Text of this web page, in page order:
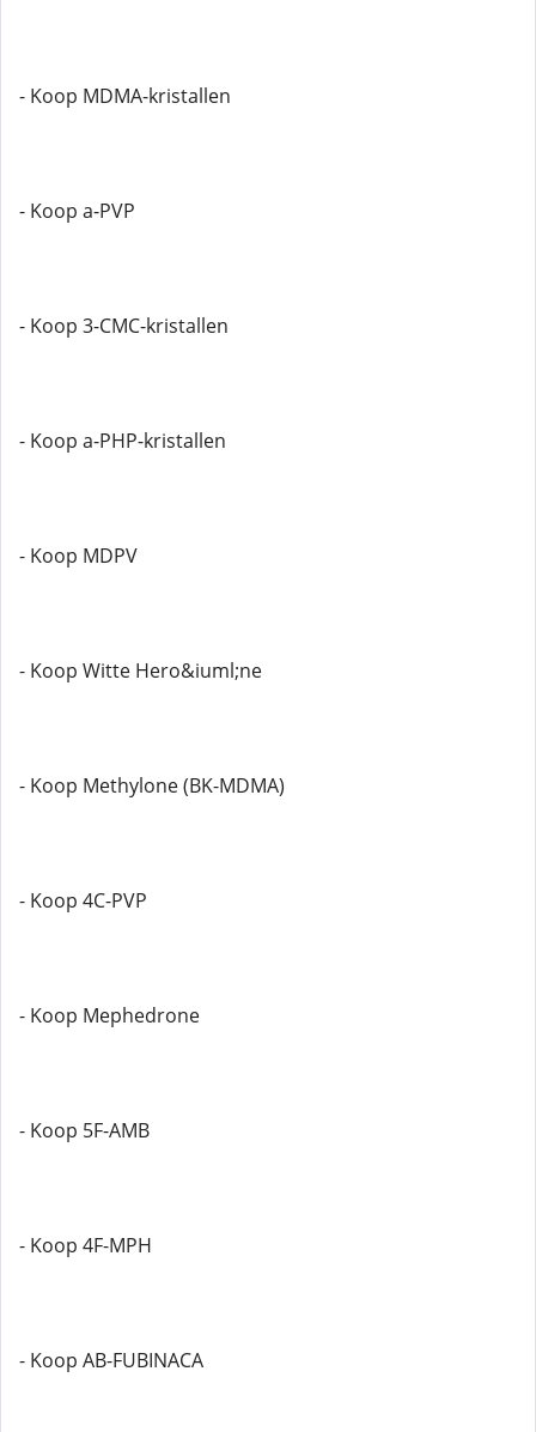
- Koop MDMA-kristallen
- Koop a-PVP
- Koop 3-CMC-kristallen
- Koop a-PHP-kristallen
- Koop MDPV
- Koop Witte Hero&iuml;ne
- Koop Methylone (BK-MDMA)
- Koop 4C-PVP
- Koop Mephedrone
- Koop 5F-AMB
- Koop 4F-MPH
- Koop AB-FUBINACA